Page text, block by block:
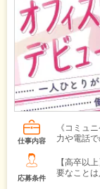
仕事内容
《コミュ
力や電話
応募条件
【高卒以
要なこと